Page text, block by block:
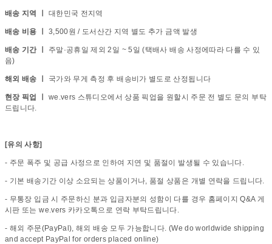
배송 지역 ㅣ 대한민국 전지역
배송 비용 ㅣ 3,500원 / 도서산간 지역 별도 추가 금액 발생
배송 기간 ㅣ 주말·공휴일 제외 2일 ~ 5일 (택배사 배송 사정에따라 다를 수 있
음)
해외 배송 ㅣ 국가와 무게 측정 후 배송비가 별도로 산정됩니다
현장 픽업 ㅣ we.vers 스튜디오에서 상품 픽업을 원할시 주문 전 별도 문의 부탁
드립니다.
[유의 사항]
- 주문 폭주 및 공급 사정으로 인하여 지연 및 품절이 발생될 수 있습니다.
- 기본 배송기간 이상 소요되는 상품이거나, 품절 상품은 개별 연락을 드립니다.
- 무통장 입금 시 주문하신 분과 입금자분의 성함이 다를 경우 홈페이지 Q&A 게
시판 또는 we.vers 카카오톡으로 연락 부탁드립니다.
- 해외 주문(PayPal), 해외 배송 모두 가능합니다. (We do worldwide shipping
and accept PayPal for orders placed online)